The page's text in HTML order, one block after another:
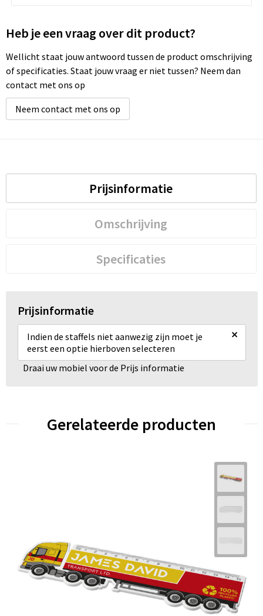
Heb je een vraag over dit product?
Wellicht staat jouw antwoord tussen de product omschrijving
of specificaties. Staat jouw vraag er niet tussen? Neem dan
contact met ons op
Neem contact met ons op
Prijsinformatie
Omschrijving
Specificaties
Prijsinformatie
Indien de staffels niet aanwezig zijn moet je
eerst een optie hierboven selecteren
×
Draai uw mobiel voor de Prijs informatie
Gerelateerde producten